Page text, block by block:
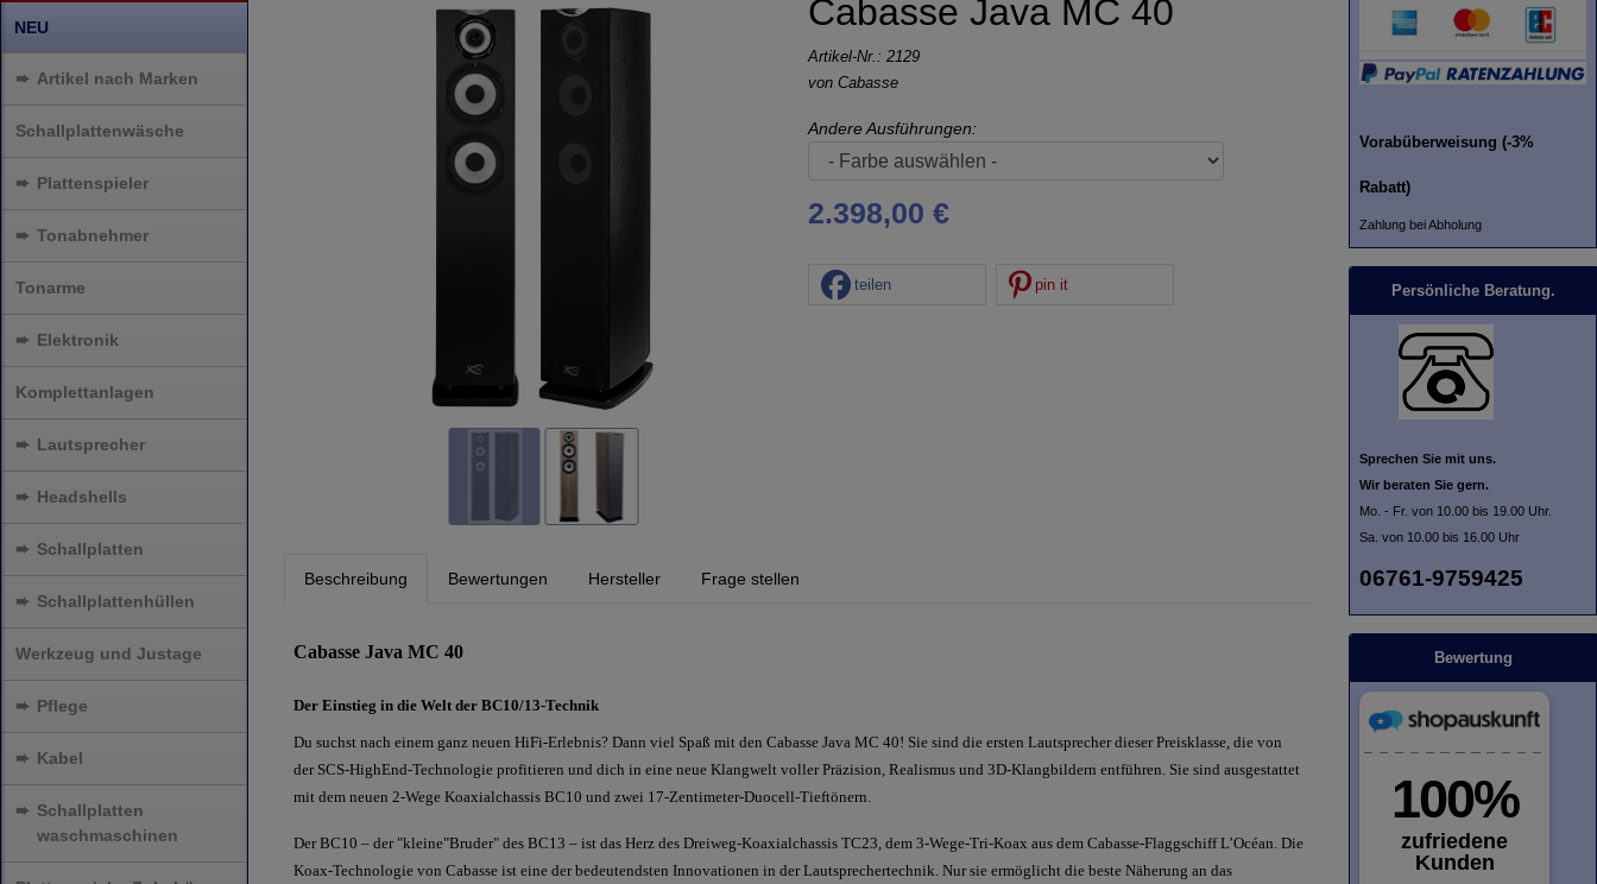
NEU
➨ Artikel nach Marken
Schallplattenwäsche
➨ Plattenspieler
➨ Tonabnehmer
Tonarme
➨ Elektronik
Komplettanlagen
➨ Lautsprecher
➨ Headshells
➨ Schallplatten
➨ Schallplattenhüllen
Werkzeug und Justage
➨ Pflege
➨ Kabel
➨ Schallplatten
waschmaschinen
Cabasse Java MC 40
Artikel-Nr.: 2129
von Cabasse
Andere Ausführungen:
2.398,00 €
teilen pin it
Beschreibung Bewertungen Hersteller Frage stellen
Cabasse Java MC 40
Der Einstieg in die Welt der BC10/13-Technik
Du suchst nach einem ganz neuen HiFi-Erlebnis? Dann viel Spaß mit den Cabasse Java MC 40! Sie sind die ersten Lautsprecher dieser Preisklasse, die von
der SCS-HighEnd-Technologie profitieren und dich in eine neue Klangwelt voller Präzision, Realismus und 3D-Klangbildern entführen. Sie sind ausgestattet
mit dem neuen 2-Wege Koaxialchassis BC10 und zwei 17-Zentimeter-Duocell-Tieftönern.
Der BC10 – der "kleine"Bruder" des BC13 – ist das Herz des Dreiweg-Koaxialchassis TC23, dem 3-Wege-Tri-Koax aus dem Cabasse-Flaggschiff L’Océan. Die
Koax-Technologie von Cabasse ist eine der bedeutendsten Innovationen in der Lautsprechertechnik. Nur sie ermöglicht die beste Näherung an das
Vorabüberweisung (-3%
Rabatt)
Zahlung bei Abholung
Persönliche Beratung.
Sprechen Sie mit uns.
Wir beraten Sie gern.
Mo. - Fr. von 10.00 bis 19.00 Uhr.
Sa. von 10.00 bis 16.00 Uhr
06761-9759425
Bewertung